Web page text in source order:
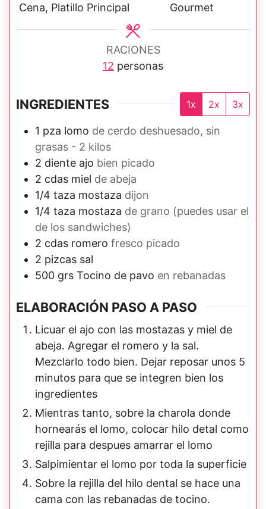
t
o
Cena, Platillo Principal
Gourmet
RACIONES
12 personas
INGREDIENTES 1x 2x 3x
1 pza lomo de cerdo deshuesado, sin
grasas - 2 kilos
2 diente ajo bien picado
2 cdas miel de abeja
1/4 taza mostaza dijon
1/4 taza mostaza de grano (puedes usar el
de los sandwiches)
2 cdas romero fresco picado
2 pizcas sal
500 grs Tocino de pavo en rebanadas
ELABORACIÓN PASO A PASO
Licuar el ajo con las mostazas y miel de
abeja. Agregar el romero y la sal.
Mezclarlo todo bien. Dejar reposar unos 5
minutos para que se integren bien los
ingredientes
Mientras tanto, sobre la charola donde
hornearás el lomo, colocar hilo detal como
rejilla para despues amarrar el lomo
Salpimientar el lomo por toda la superficie
Sobre la rejilla del hilo dental se hace una
cama con las rebanadas de tocino.